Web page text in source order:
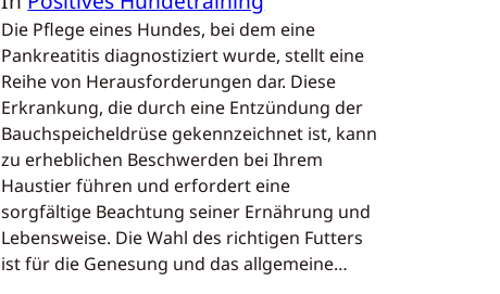
Die Pflege eines Hundes, bei dem eine
Pankreatitis diagnostiziert wurde, stellt eine
Reihe von Herausforderungen dar. Diese
Erkrankung, die durch eine Entzündung der
Bauchspeicheldrüse gekennzeichnet ist, kann
zu erheblichen Beschwerden bei Ihrem
Haustier führen und erfordert eine
sorgfältige Beachtung seiner Ernährung und
Lebensweise. Die Wahl des richtigen Futters
ist für die Genesung und das allgemeine…